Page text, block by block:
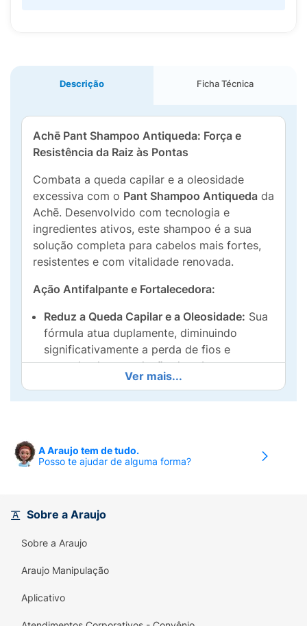
Descrição Ficha Técnica
Achē Pant Shampoo Antiqueda: Força e
Resistência da Raiz às Pontas
Combata a queda capilar e a oleosidade
excessiva com o Pant Shampoo Antiqueda da
Achē. Desenvolvido com tecnologia e
ingredientes ativos, este shampoo é a sua
solução completa para cabelos mais fortes,
resistentes e com vitalidade renovada.
Ação Antifalpante e Fortalecedora:
Reduz a Queda Capilar e a Oleosidade: Sua
fórmula atua duplamente, diminuindo
significativamente a perda de fios e
controlando a produção de sebo no couro
cabeludo, promovendo um ambiente mais
saudável para o crescimento.
as pontas, aumentando a resistência contra
avançada que estimula o bulbo capilar.
Biotina e Vitamina B12:
essenciais que contribuem para a saúde e o
Ver mais...
A Araujo tem de tudo.
Posso te ajudar de alguma forma?
Sobre a Araujo
Sobre a Araujo
Araujo Manipulação
Aplicativo